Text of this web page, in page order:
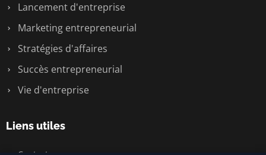
Lancement d'entreprise
Marketing entrepreneurial
Stratégies d'affaires
Succès entrepreneurial
Vie d'entreprise
Liens utiles